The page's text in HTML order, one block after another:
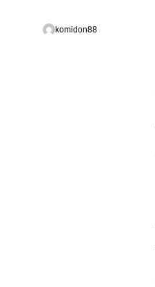
komidon88